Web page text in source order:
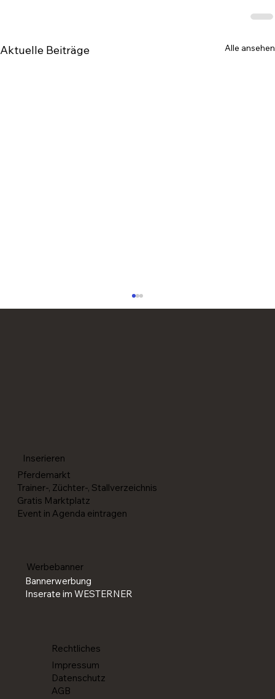
Aktuelle Beiträge Alle ansehen
Rechtliches
Impressum
Datenschutz
AGB
Inserieren
Pferdemarkt
Trainer-, Züchter-, Stallverzeichnis
Gratis Marktplatz
Event in Agenda eintragen
Werbebanner
Bannerwerbung
Inserate im WESTERNER